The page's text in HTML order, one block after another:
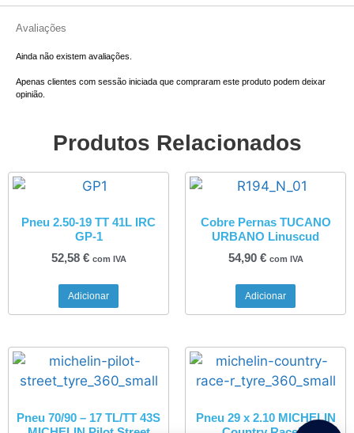
Avaliações
Ainda não existem avaliações.
Apenas clientes com sessão iniciada que compraram este produto podem deixar
opinião.
Produtos Relacionados
Pneu 2.50-19 TT 41L IRC
GP-1
52,58 € com IVA
Adicionar
Cobre Pernas TUCANO
URBANO Linuscud
54,90 € com IVA
Adicionar
Pneu 70/90 – 17 TL/TT 43S
Pneu 29 x 2.10 MICHELIN